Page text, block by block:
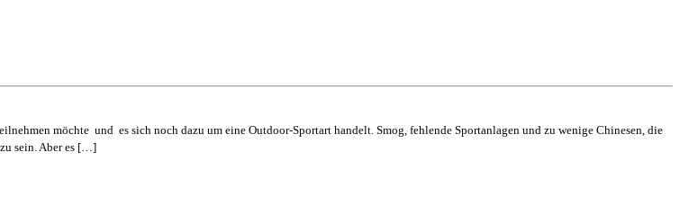
möchte und es sich noch dazu um eine Outdoor-Sportart handelt. Smog, fehlende Sportanlagen und zu wenige Chinesen, die
sein. Aber es […]